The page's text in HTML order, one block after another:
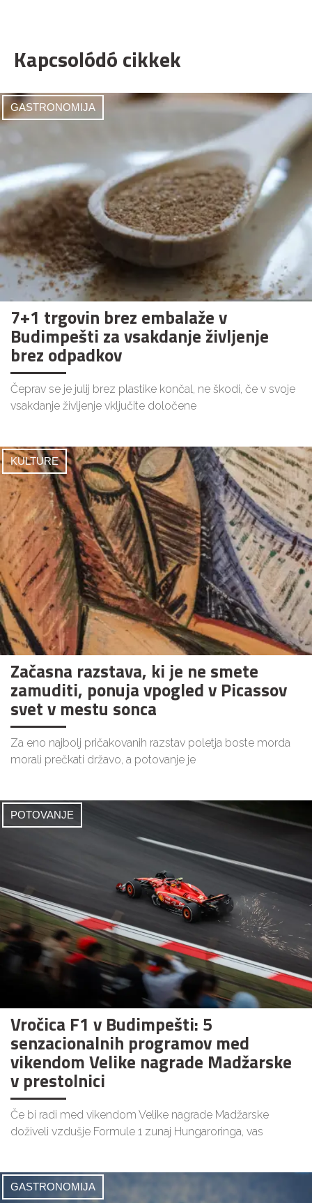
Kapcsolódó cikkek
GASTRONOMIJA
7+1 trgovin brez embalaže v
Budimpešti za vsakdanje življenje
brez odpadkov
Čeprav se je julij brez plastike končal, ne škodi, če v svoje
vsakdanje življenje vključite določene
KULTURE
Začasna razstava, ki je ne smete
zamuditi, ponuja vpogled v Picassov
svet v mestu sonca
Za eno najbolj pričakovanih razstav poletja boste morda
morali prečkati državo, a potovanje je
POTOVANJE
Vročica F1 v Budimpešti: 5
senzacionalnih programov med
vikendom Velike nagrade Madžarske
v prestolnici
Če bi radi med vikendom Velike nagrade Madžarske
doživeli vzdušje Formule 1 zunaj Hungaroringa, vas
GASTRONOMIJA